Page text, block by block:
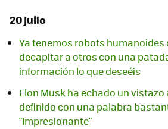
20 julio
Ya tenemos robots humanoides
decapitar a otros con una
información lo que deseéis
Elon Musk ha echado un vistazo
definido con una palabra
"Impresionante"